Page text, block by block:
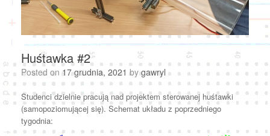
Huśtawka #2
Posted on17 grudnia, 2021 bygawryl
Studenci dzielnie pracują nad projektem sterowanej huśtawki
(samopoziomującej się). Schemat układu z poprzedniego
tygodnia: